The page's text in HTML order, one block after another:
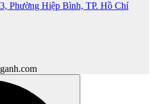
Phường Hiệp Bình, TP. Hồ Chí